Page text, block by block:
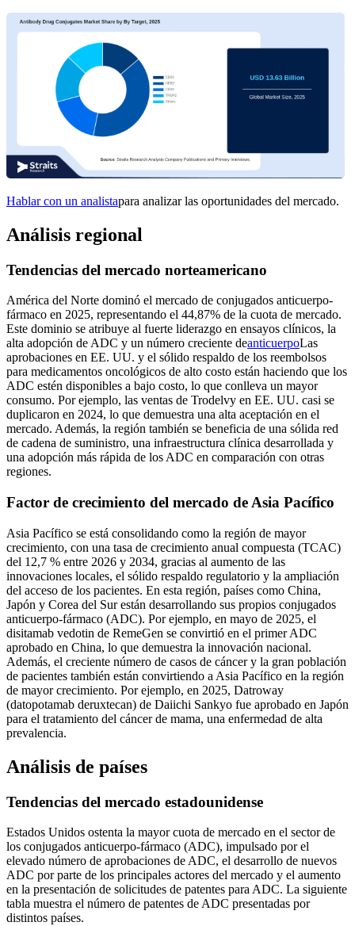
Hablar con un analistapara analizar las oportunidades del mercado.
Análisis regional
Tendencias del mercado norteamericano
América del Norte dominó el mercado de conjugados anticuerpo-
fármaco en 2025, representando el 44,87% de la cuota de mercado.
Este dominio se atribuye al fuerte liderazgo en ensayos clínicos, la
alta adopción de ADC y un número creciente deanticuerpoLas
aprobaciones en EE. UU. y el sólido respaldo de los reembolsos
para medicamentos oncológicos de alto costo están haciendo que los
ADC estén disponibles a bajo costo, lo que conlleva un mayor
consumo. Por ejemplo, las ventas de Trodelvy en EE. UU. casi se
duplicaron en 2024, lo que demuestra una alta aceptación en el
mercado. Además, la región también se beneficia de una sólida red
de cadena de suministro, una infraestructura clínica desarrollada y
una adopción más rápida de los ADC en comparación con otras
regiones.
Factor de crecimiento del mercado de Asia Pacífico
Asia Pacífico se está consolidando como la región de mayor
crecimiento, con una tasa de crecimiento anual compuesta (TCAC)
del 12,7 % entre 2026 y 2034, gracias al aumento de las
innovaciones locales, el sólido respaldo regulatorio y la ampliación
del acceso de los pacientes. En esta región, países como China,
Japón y Corea del Sur están desarrollando sus propios conjugados
anticuerpo-fármaco (ADC). Por ejemplo, en mayo de 2025, el
disitamab vedotin de RemeGen se convirtió en el primer ADC
aprobado en China, lo que demuestra la innovación nacional.
Además, el creciente número de casos de cáncer y la gran población
de pacientes también están convirtiendo a Asia Pacífico en la región
de mayor crecimiento. Por ejemplo, en 2025, Datroway
(datopotamab deruxtecan) de Daiichi Sankyo fue aprobado en Japón
para el tratamiento del cáncer de mama, una enfermedad de alta
prevalencia.
Análisis de países
Tendencias del mercado estadounidense
Estados Unidos ostenta la mayor cuota de mercado en el sector de
los conjugados anticuerpo-fármaco (ADC), impulsado por el
elevado número de aprobaciones de ADC, el desarrollo de nuevos
ADC por parte de los principales actores del mercado y el aumento
en la presentación de solicitudes de patentes para ADC. La siguiente
tabla muestra el número de patentes de ADC presentadas por
distintos países.